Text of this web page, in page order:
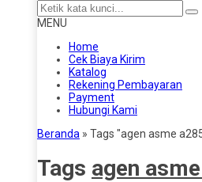
MENU
Home
Cek Biaya Kirim
Katalog
Rekening Pembayaran
Payment
Hubungi Kami
Beranda » Tags "agen asme
Tags agen